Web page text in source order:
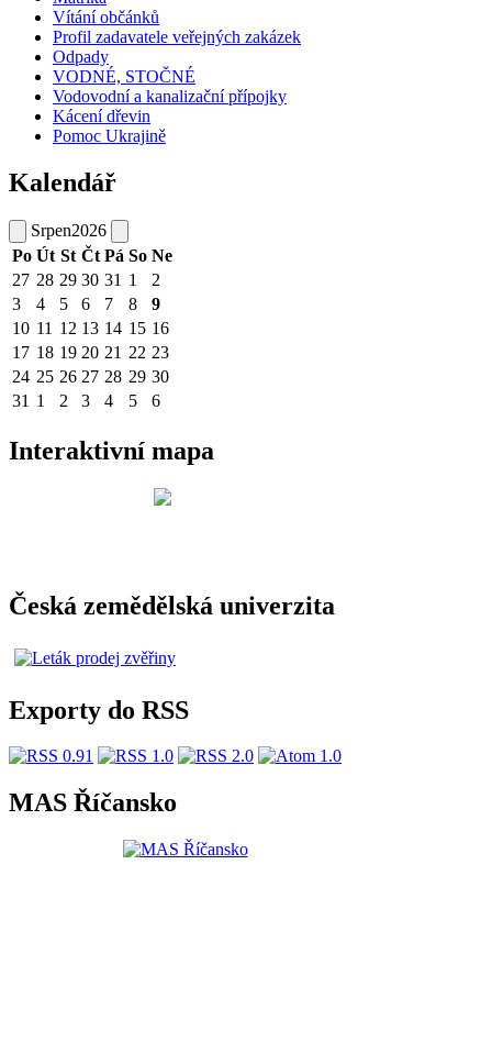
Vítání občánků
Profil zadavatele veřejných zakázek
Odpady
VODNÉ, STOČNÉ
Vodovodní a kanalizační přípojky
Kácení dřevin
Pomoc Ukrajině
Kalendář
Srpen2026
Po Út St Čt Pá So Ne
27 28 29 30 31 1
2
3
4 5 6 7 8
9
10 11 12 13 14 15 16
17 18 19 20 21 22 23
24 25 26 27 28 29 30
31 1 2 3 4 5 6
Interaktivní mapa
Česká zemědělská univerzita
Exporty do RSS
MAS Říčansko